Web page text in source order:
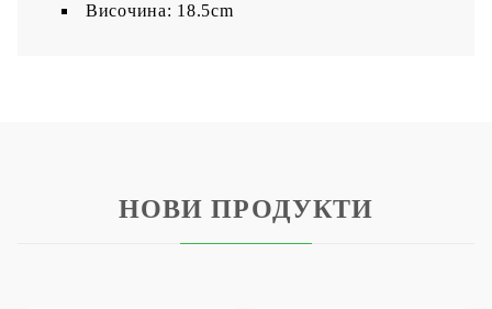
Височина: 18.5cm
НОВИ ПРОДУКТИ